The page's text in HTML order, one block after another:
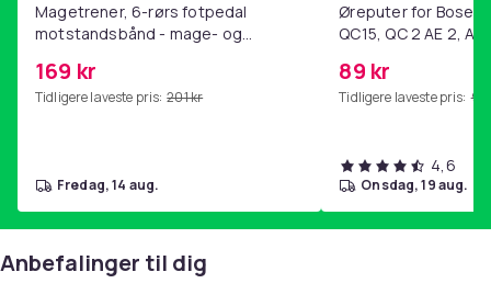
Magetrener, 6-rørs fotpedal
motstandsbånd - mage- og
hjemmegymnastikk Pink
169 kr
Tidligere laveste pris: 201 kr
fredag, 14 aug.
Øreputer for Bose
QC15, QC 2 AE 2, AE
89 kr
Tidligere laveste pris: 99
4,6
onsdag, 19 aug.
Anbefalinger til dig